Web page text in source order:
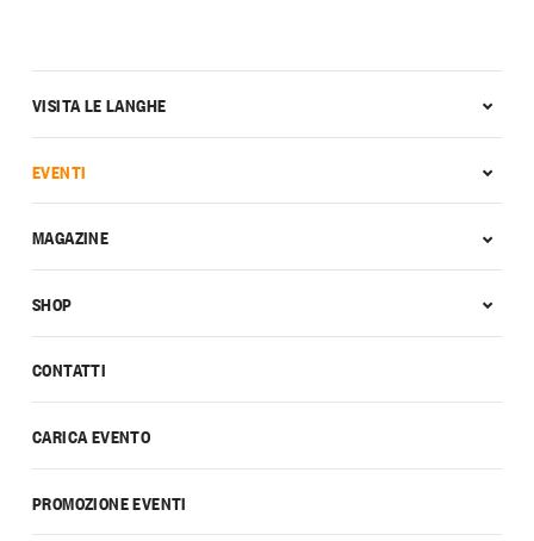
CONTATTI
CARICA EVENTO
PROMOZIONE EVENTI
VISITA LE LANGHE
EVENTI
MAGAZINE
SHOP